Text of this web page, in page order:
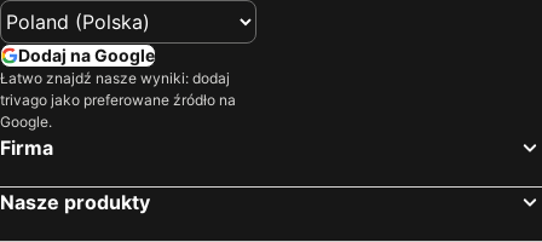
Hotele — Sardynia
Hotele — Trójmiasto
Hotele — Kreta
Hotele — Sycylia
Dodaj na Google
Łatwo znajdź nasze wyniki: dodaj
trivago jako preferowane źródło na
Google.
Firma
Nasze produkty